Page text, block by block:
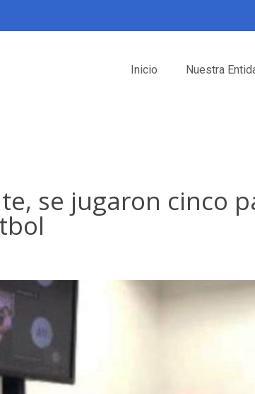
Inicio Nuestra
se jugaron cinco